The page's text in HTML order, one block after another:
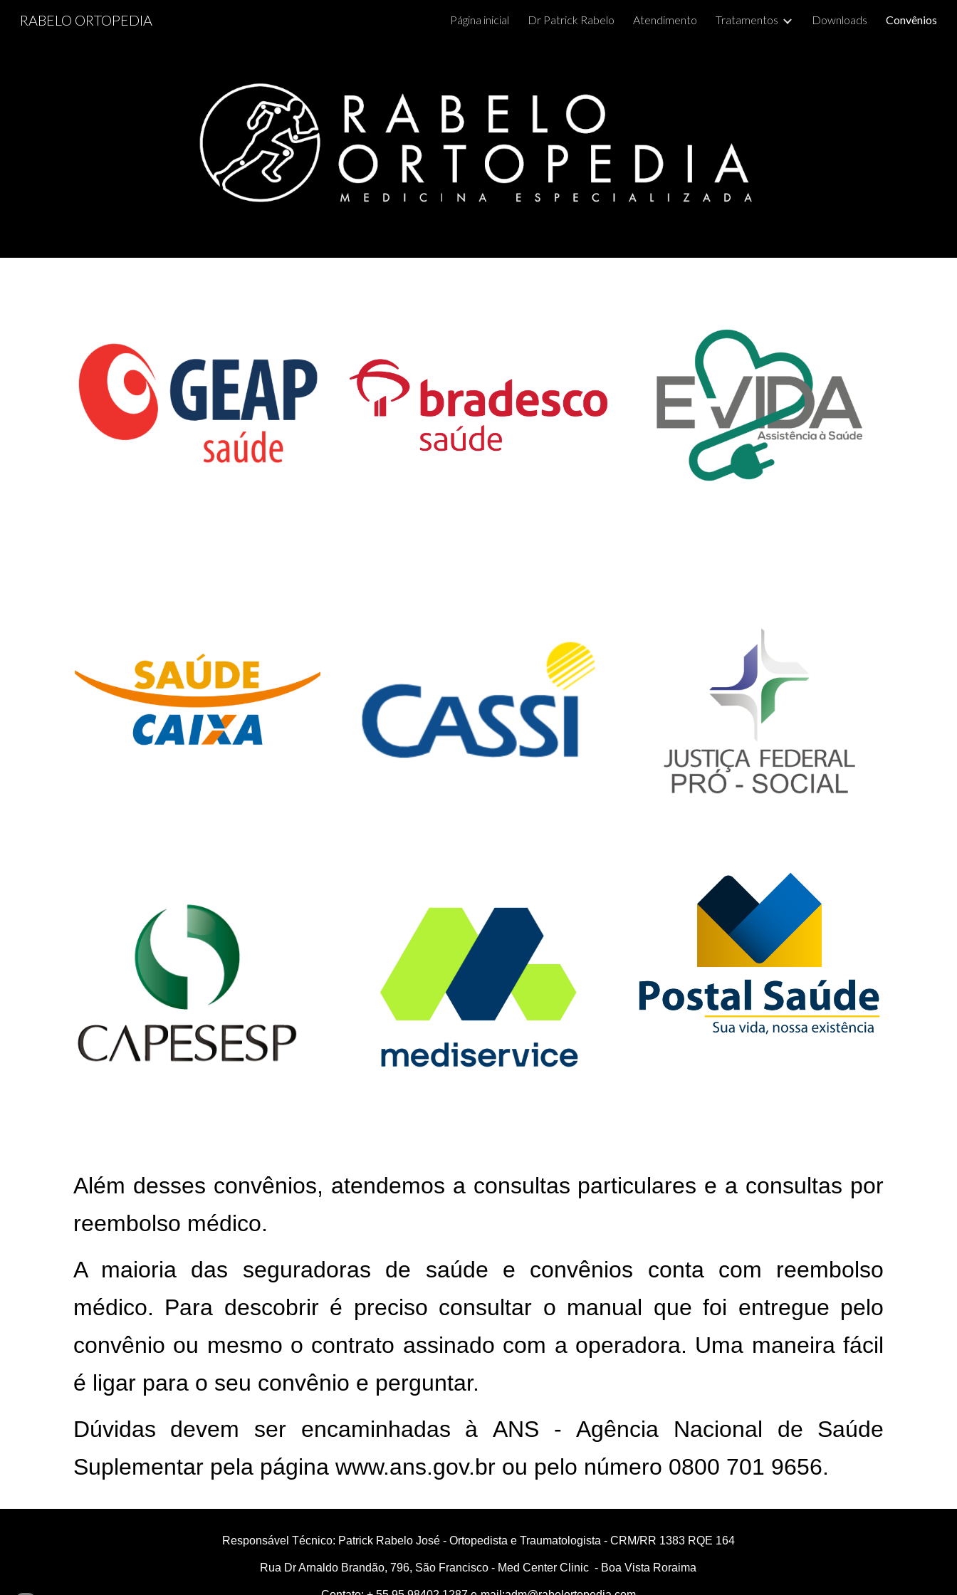
Skip to navigation
RABELO ORTOPEDIA Página inicial Dr Patrick Rabelo Atendimento Tratamentos Downloads Convênios
Além desses convênios, atendemos a consultas particulares e a consultas por
reembolso médico.
A maioria das seguradoras de saúde e convênios conta com reembolso
médico. Para descobrir é preciso consultar o manual que foi entregue pelo
convênio ou mesmo o contrato assinado com a operadora. Uma maneira fácil
é ligar para o seu convênio e perguntar.
Dúvidas devem ser encaminhadas à ANS -Agência Nacional de Saúde
Suplementar pela página www.ans.gov.brou pelo número 0800 701 9656.
Responsável Técnico: Patrick Rabelo José - Ortopedista e Traumatologista - CRM/RR 1383 RQE 164
Rua Dr Arnaldo Brandão, 796, São Francisco - Med Center Clinic - Boa Vista Roraima